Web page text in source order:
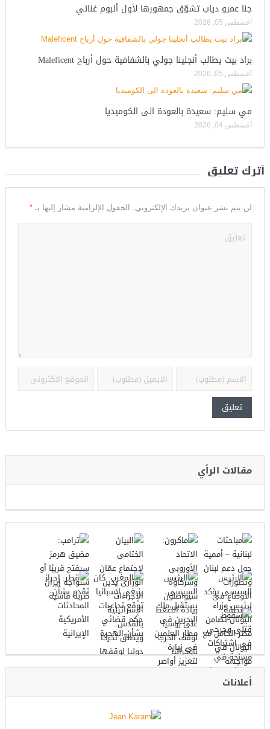
جنا عمرو دياب تشوّق جمهورها لأول ألبوم غنائي
أغسطس 05, 2026
براد بيت يطالب أنجلينا جولي بالشفافية حول أرباح Maleficent
أغسطس 05, 2026
مي سليم: سعيدة بالعودة الى الكوميديا
أغسطس 04, 2026
أترك تعليق
لن يتم نشر عنوان بريدك الإلكتروني. الحقول الإلزامية مشار إليها بـ *
مقالات الرأي
أعلانات